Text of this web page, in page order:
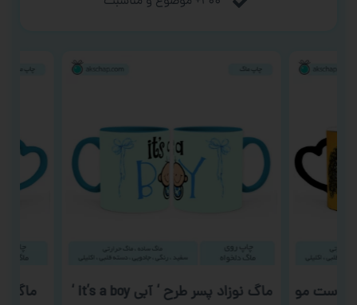
کاست مو ماگ نوزاد پسر طرح ‘ آبی it’s a boy ‘ ماگ